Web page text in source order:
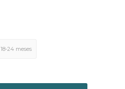
18-24 meses